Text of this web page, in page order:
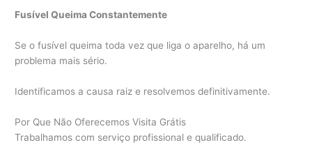
Fusível Queima Constantemente
Se o fusível queima toda vez que liga o aparelho, há um
problema mais sério.
Identificamos a causa raiz e resolvemos definitivamente.
Por Que Não Oferecemos Visita Grátis
Trabalhamos com serviço profissional e qualificado.